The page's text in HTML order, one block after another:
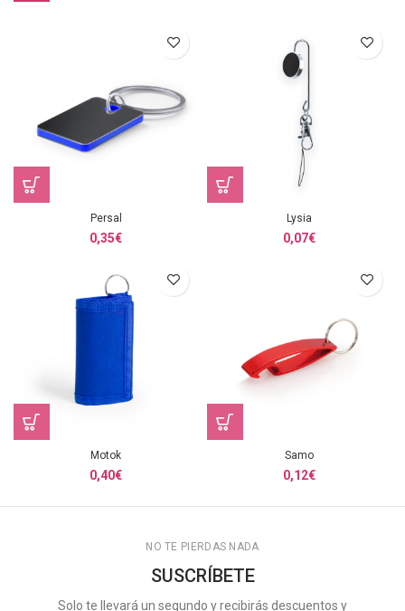
Persal
0,35€
Lysia
0,07€
Motok
0,40€
Samo
0,12€
NO TE PIERDAS NADA
SUSCRÍBETE
Solo te llevará un segundo y recibirás descuentos y